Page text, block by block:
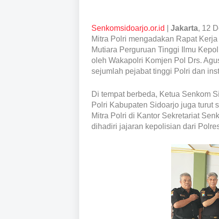
Senkomsidoarjo.or.id Jakarta, 12
Mitra Polri mengadakan Rapat
Mutiara Perguruan Tinggi Ilmu
oleh Wakapolri Komjen Pol Drs.
sejumlah pejabat tinggi Polri dan
Di tempat berbeda, Ketua Senkom
Polri Kabupaten Sidoarjo juga turut
Mitra Polri di Kantor Sekretariat
dihadiri jajaran kepolisian dari